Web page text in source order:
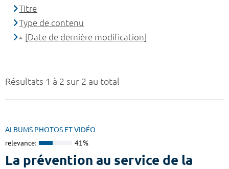
Résultats 1 à 2 sur 2 au total
ALBUMS PHOTOS ET VIDÉO
relevance: 41%
La prévention au service de la
Titre
Type de contenu
[Date de dernière modification]